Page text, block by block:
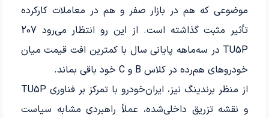
موضوعی که هم در بازار صفر و هم در معاملات کارکرده
تأثیر مثبت گذاشته است. از این رو انتظار می‌رود 207
TU5P در سه‌ماهه پایانی سال با کمترین افت قیمت میان
خودروهای هم‌رده در کلاس B و C خود باقی بماند.
از منظر برندینگ نیز، ایران‌خودرو با تمرکز بر فناوری TU5P
و نقشه تزریق داخلی‌شده، عملاً راهبردی مشابه سیاست